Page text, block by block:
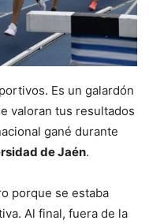
Es un galardón
valoran tus resultados
gané durante
de Jaén.
porque se estaba
Al final, fuera de la